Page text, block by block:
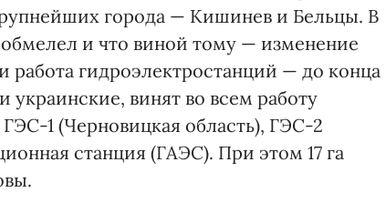
города — Кишинев и Бельцы. В
и что виной тому — изменение
работа гидроэлектростанций — до конца
украинские, винят во всем работу
1 (Черновицкая область), ГЭС-2
станция (ГАЭС). При этом 17 га